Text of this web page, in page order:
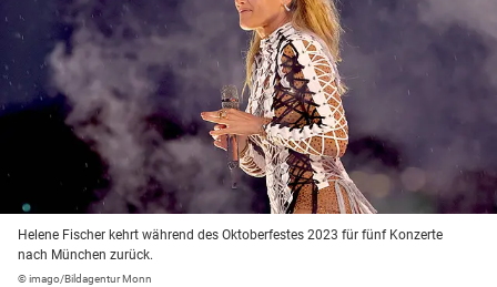
Helene Fischer kehrt während des Oktoberfestes 2023 für fünf Konzerte
nach München zurück.
© imago/Bildagentur Monn